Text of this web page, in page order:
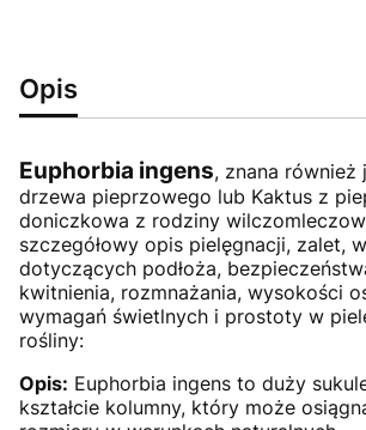
Opis
Euphorbia ingens, znana również
drzewa pieprzowego lub Kaktus z
doniczkowa z rodziny
szczegółowy opis pielęgnacji, zalet,
dotyczących podłoża,
kwitnienia, rozmnażania, wysokości
wymagań świetlnych i prostoty w
rośliny:
Opis: Euphorbia ingens to duży
kształcie kolumny, który może